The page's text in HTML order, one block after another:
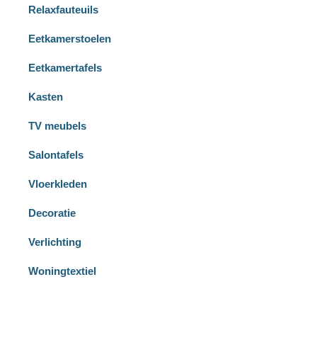
Relaxfauteuils
Eetkamerstoelen
Eetkamertafels
Kasten
TV meubels
Salontafels
Vloerkleden
Decoratie
Verlichting
Woningtextiel